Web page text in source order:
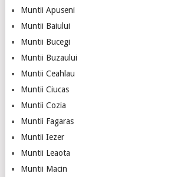
Muntii Apuseni
Muntii Baiului
Muntii Bucegi
Muntii Buzaului
Muntii Ceahlau
Muntii Ciucas
Muntii Cozia
Muntii Fagaras
Muntii Iezer
Muntii Leaota
Muntii Macin